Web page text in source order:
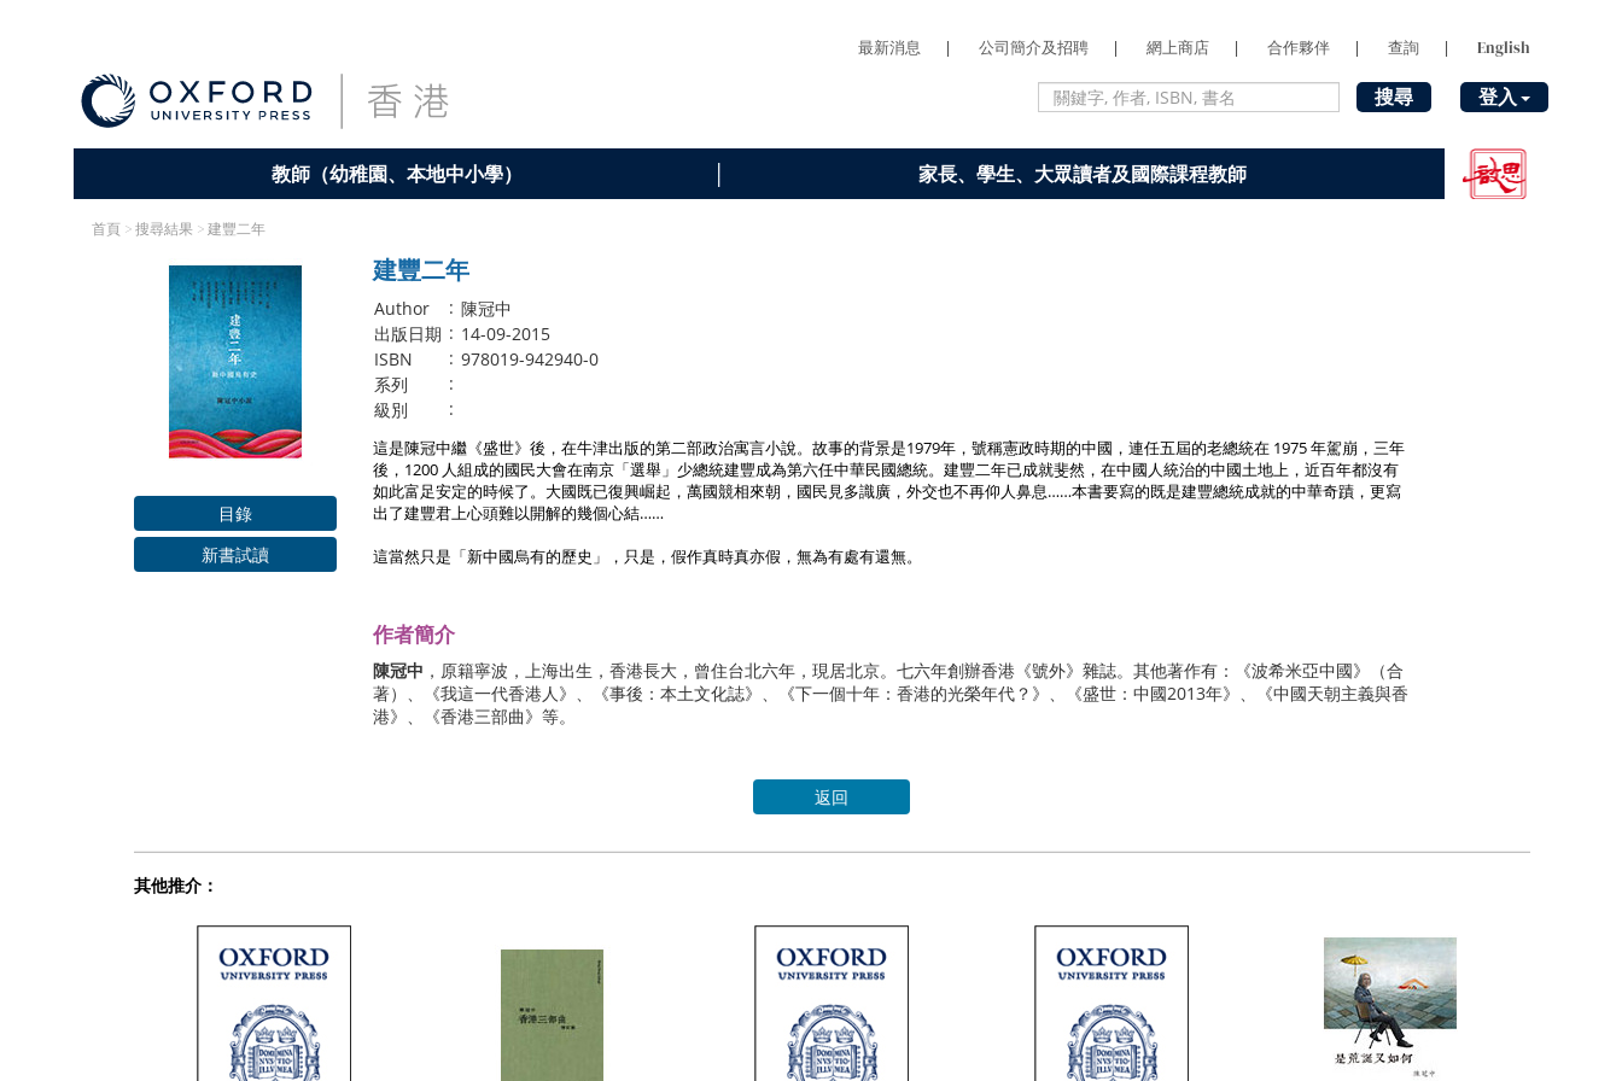
最新消息 | 公司簡介及招聘 | 網上商店 | 合作夥伴 | 查詢 | English
搜尋 登入
教師（幼稚園、本地中小學） 家長、學生、大眾讀者及國際課程教師
首頁 >搜尋結果 > 建豐二年
目錄
新書試讀
建豐二年
Author : 陳冠中
出版日期 : 14-09-2015
ISBN
: 978019-942940-0
系列
:
級別
:
這是陳冠中繼《盛世》後，在牛津出版的第二部政治寓言小說。故事的背景是1979年，號稱憲政時期的中國，連任五屆的老總統在 1975 年駕崩，三年
後，1200 人組成的國民大會在南京「選舉」少總統建豐成為第六任中華民國總統。建豐二年已成就斐然，在中國人統治的中國土地上，近百年都沒有
如此富足安定的時候了。大國既已復興崛起，萬國競相來朝，國民見多識廣，外交也不再仰人鼻息……本書要寫的既是建豐總統成就的中華奇蹟，更寫
出了建豐君上心頭難以開解的幾個心結……
這當然只是「新中國烏有的歷史」，只是，假作真時真亦假，無為有處有還無。
作者簡介
陳冠中 ，原籍寧波，上海出生，香港長大，曾住台北六年，現居北京。七六年創辦香港《號外》雜誌。其他著作有：《波希米亞中國》（合
著）、《我這一代香港人》、《事後：本土文化誌》、《下一個十年：香港的光榮年代？》、《盛世：中國2013年》、《中國天朝主義與香
港》、《香港三部曲》等。
返回
其他推介：